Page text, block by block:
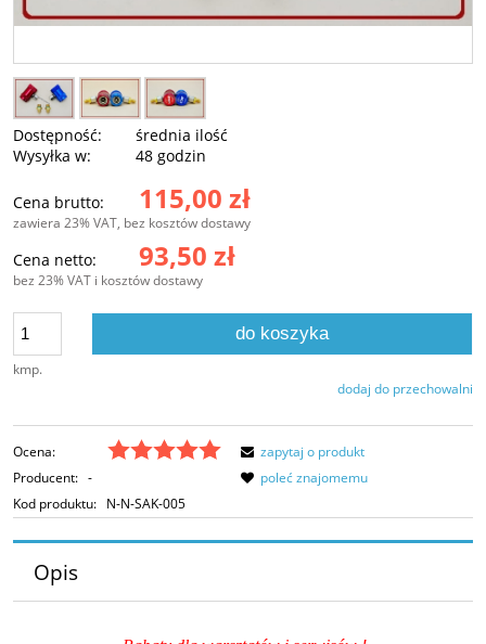
Dostępność:
średnia ilość
Wysyłka w:
48 godzin
Cena brutto: 115,00 zł
zawiera 23% VAT, bez kosztów dostawy
Cena netto: 93,50 zł
bez 23% VAT i kosztów dostawy
kmp.
do koszyka
dodaj do przechowalni
Ocena:
Producent: -
Kod produktu: N-N-SAK-005
zapytaj o produkt
poleć znajomemu
Opis